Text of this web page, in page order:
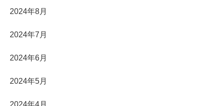
2024年8月
2024年7月
2024年6月
2024年5月
2024年4月